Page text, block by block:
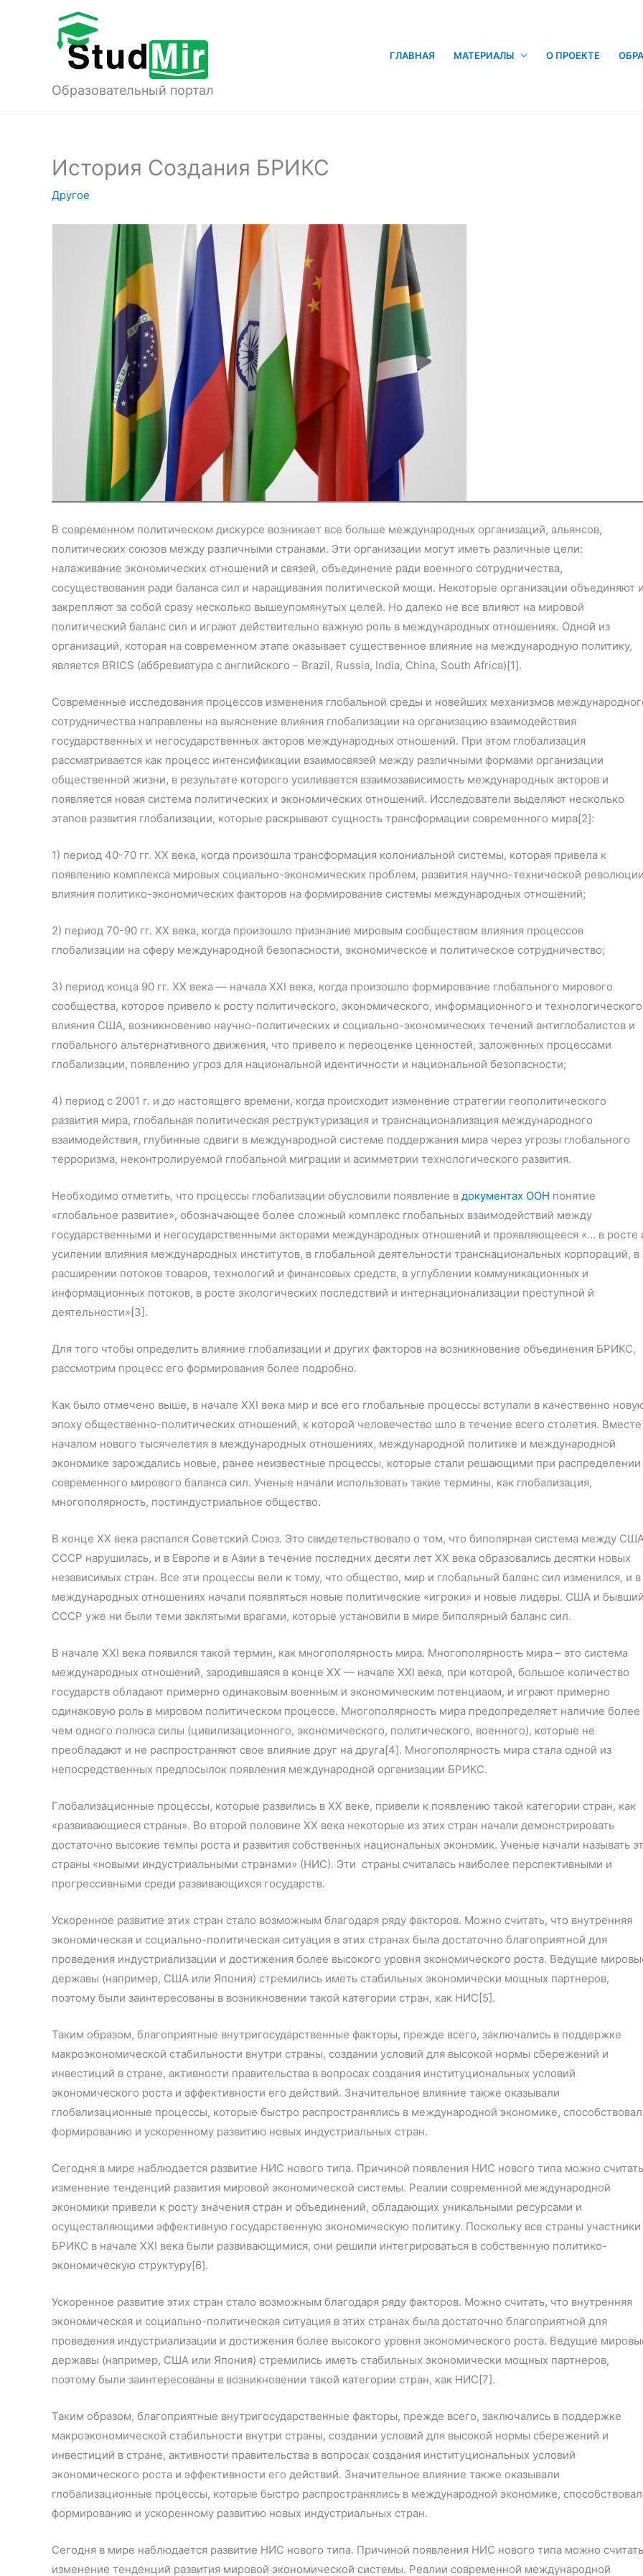
содержимому
Образовательный портал
ГЛАВНАЯ МАТЕРИАЛЫ О ПРОЕКТЕ
История Создания БРИКС
Другое
В современном политическом дискурсе возникает все больше международных организаций, альянсов,
политических союзов между различными странами. Эти организации могут иметь различные цели:
налаживание экономических отношений и связей, объединение ради военного сотрудничества,
сосуществования ради баланса сил и наращивания политической мощи. Некоторые организации объединяют
закрепляют за собой сразу несколько вышеупомянутых целей. Но далеко не все влияют на мировой
политический баланс сил и играют действительно важную роль в международных отношениях. Одной из
организаций, которая на современном этапе оказывает существенное влияние на международную политику,
является BRICS (аббревиатура с английского – Brazil, Russia, India, China, South Africa)[1].
Современные исследования процессов изменения глобальной среды и новейших механизмов
сотрудничества направлены на выяснение влияния глобализации на организацию взаимодействия
государственных и негосударственных акторов международных отношений. При этом глобализация
рассматривается как процесс интенсификации взаимосвязей между различными формами организации
общественной жизни, в результате которого усиливается взаимозависимость международных акторов и
появляется новая система политических и экономических отношений. Исследователи выделяют несколько
этапов развития глобализации, которые раскрывают сущность трансформации современного мира[2]:
1) период 40-70 гг. ХХ века, когда произошла трансформация колониальной системы, которая привела к
появлению комплекса мировых социально-экономических проблем, развития научно-технической
влияния политико-экономических факторов на формирование системы международных отношений;
2) период 70-90 гг. ХХ века, когда произошло признание мировым сообществом влияния процессов
глобализации на сферу международной безопасности, экономическое и политическое сотрудничество;
3) период конца 90 гг. ХХ века — начала XXI века, когда произошло формирование глобального мирового
сообщества, которое привело к росту политического, экономического, информационного и технологического
влияния США, возникновению научно-политических и социально-экономических течений антиглобалистов и
глобального альтернативного движения, что привело к переоценке ценностей, заложенных процессами
глобализации, появлению угроз для национальной идентичности и национальной безопасности;
4) период с 2001 г. и до настоящего времени, когда происходит изменение стратегии геополитического
развития мира, глобальная политическая реструктуризация и транснационализация международного
взаимодействия, глубинные сдвиги в международной системе поддержания мира через угрозы глобального
терроризма, неконтролируемой глобальной миграции и асимметрии технологического развития.
Необходимо отметить, что процессы глобализации обусловили появление в документах ООН понятие
«глобальное развитие», обозначающее более сложный комплекс глобальных взаимодействий между
государственными и негосударственными акторами международных отношений и проявляющееся «… в росте
усилении влияния международных институтов, в глобальной деятельности транснациональных корпораций, в
расширении потоков товаров, технологий и финансовых средств, в углублении коммуникационных и
информационных потоков, в росте экологических последствий и интернационализации преступной й
деятельности»[3].
Для того чтобы определить влияние глобализации и других факторов на возникновение объединения БРИКС,
рассмотрим процесс его формирования более подробно.
Как было отмечено выше, в начале XXI века мир и все его глобальные процессы вступали в качественно
эпоху общественно-политических отношений, к которой человечество шло в течение всего столетия.
началом нового тысячелетия в международных отношениях, международной политике и международной
экономике зарождались новые, ранее неизвестные процессы, которые стали решающими при распределении
современного мирового баланса сил. Ученые начали использовать такие термины, как глобализация,
многополярность, постиндустриальное общество.
В конце XX века распался Советский Союз. Это свидетельствовало о том, что биполярная система между
СССР нарушилась, и в Европе и в Азии в течение последних десяти лет XX века образовались десятки новых
независимых стран. Все эти процессы вели к тому, что общество, мир и глобальный баланс сил изменился, и в
международных отношениях начали появляться новые политические «игроки» и новые лидеры. США и
СССР уже ни были теми заклятыми врагами, которые установили в мире биполярный баланс сил.
В начале XXI века появился такой термин, как многополярность мира. Многополярность мира – это система
международных отношений, зародившаяся в конце XX — начале XXI века, при которой, большое количество
государств обладают примерно одинаковым военным и экономическим потенциаом, и играют примерно
одинаковую роль в мировом политическом процессе. Многополярность мира предопределяет наличие более
чем одного полюса силы (цивилизационного, экономического, политического, военного), которые не
преобладают и не распространяют свое влияние друг на друга[4]. Многополярность мира стала одной из
непосредственных предпосылок появления международной организации БРИКС.
Глобализационные процессы, которые развились в XX веке, привели к появлению такой категории стран, как
«развивающиеся страны». Во второй половине XX века некоторые из этих стран начали демонстрировать
достаточно высокие темпы роста и развития собственных национальных экономик. Ученые начали называть
страны «новыми индустриальными странами» (НИС). Эти страны считалась наиболее перспективными и
прогрессивными среди развивающихся государств.
Ускоренное развитие этих стран стало возможным благодаря ряду факторов. Можно считать, что внутренняя
экономическая и социально-политическая ситуация в этих странах была достаточно благоприятной для
проведения индустриализации и достижения более высокого уровня экономического роста. Ведущие
державы (например, США или Япония) стремились иметь стабильных экономически мощных партнеров,
поэтому были заинтересованы в возникновении такой категории стран, как НИС[5].
Таким образом, благоприятные внутригосударственные факторы, прежде всего, заключались в поддержке
макроэкономической стабильности внутри страны, создании условий для высокой нормы сбережений и
инвестиций в стране, активности правительства в вопросах создания институциональных условий
экономического роста и эффективности его действий. Значительное влияние также оказывали
глобализационные процессы, которые быстро распространялись в международной экономике,
формированию и ускоренному развитию новых индустриальных стран.
Сегодня в мире наблюдается развитие НИС нового типа. Причиной появления НИС нового типа можно считать
изменение тенденций развития мировой экономической системы. Реалии современной международной
экономики привели к росту значения стран и объединений, обладающих уникальными ресурсами и
осуществляющими эффективную государственную экономическую политику. Поскольку все страны участники
БРИКС в начале XXI века были развивающимися, они решили интегрироваться в собственную политико-
экономическую структуру[6].
Ускоренное развитие этих стран стало возможным благодаря ряду факторов. Можно считать, что внутренняя
экономическая и социально-политическая ситуация в этих странах была достаточно благоприятной для
проведения индустриализации и достижения более высокого уровня экономического роста. Ведущие
державы (например, США или Япония) стремились иметь стабильных экономически мощных партнеров,
поэтому были заинтересованы в возникновении такой категории стран, как НИС[7].
Таким образом, благоприятные внутригосударственные факторы, прежде всего, заключались в поддержке
макроэкономической стабильности внутри страны, создании условий для высокой нормы сбережений и
инвестиций в стране, активности правительства в вопросах создания институциональных условий
экономического роста и эффективности его действий. Значительное влияние также оказывали
глобализационные процессы, которые быстро распространялись в международной экономике,
формированию и ускоренному развитию новых индустриальных стран.
Сегодня в мире наблюдается развитие НИС нового типа. Причиной появления НИС нового типа можно считать
изменение тенденций развития мировой экономической системы. Реалии современной международной